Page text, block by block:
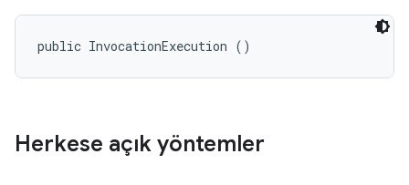
public InvocationExecution ()
Herkese açık yöntemler